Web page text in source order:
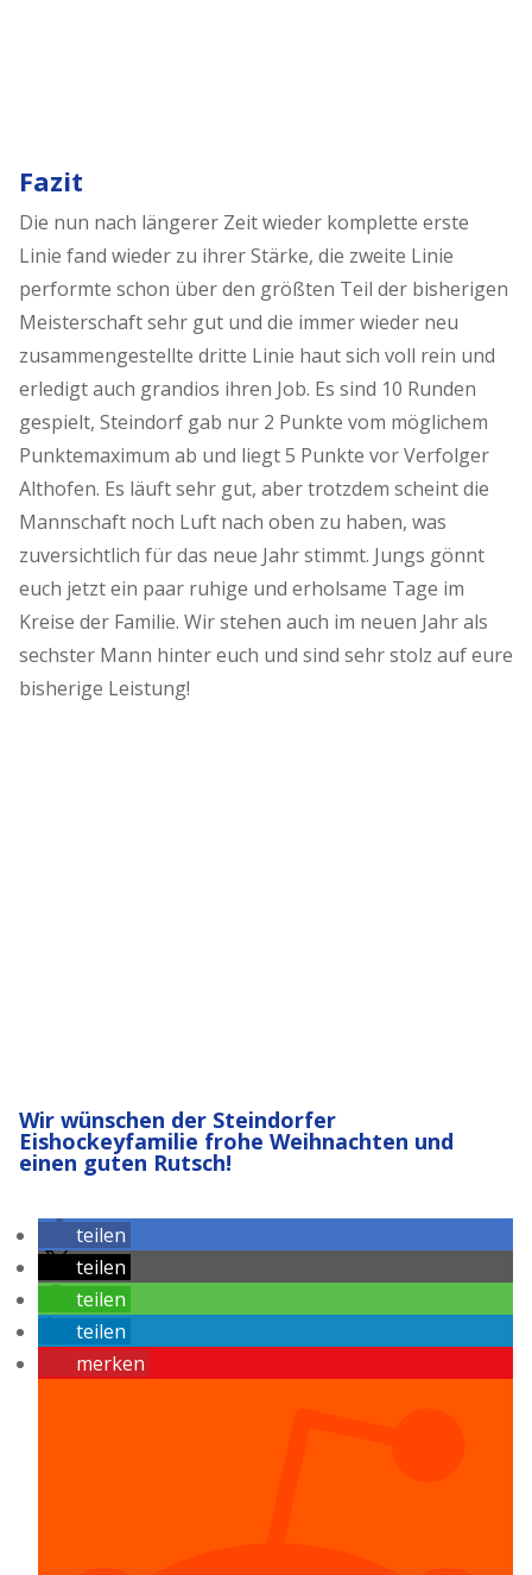
Fazit
Die nun nach längerer Zeit wieder komplette erste
Linie fand wieder zu ihrer Stärke, die zweite Linie
performte schon über den größten Teil der bisherigen
Meisterschaft sehr gut und die immer wieder neu
zusammengestellte dritte Linie haut sich voll rein und
erledigt auch grandios ihren Job. Es sind 10 Runden
gespielt, Steindorf gab nur 2 Punkte vom möglichem
Punktemaximum ab und liegt 5 Punkte vor Verfolger
Althofen. Es läuft sehr gut, aber trotzdem scheint die
Mannschaft noch Luft nach oben zu haben, was
zuversichtlich für das neue Jahr stimmt. Jungs gönnt
euch jetzt ein paar ruhige und erholsame Tage im
Kreise der Familie. Wir stehen auch im neuen Jahr als
sechster Mann hinter euch und sind sehr stolz auf eure
bisherige Leistung!
Wir wünschen der Steindorfer
Eishockeyfamilie frohe Weihnachten und
einen guten Rutsch!
teilen
teilen
teilen
teilen
merken